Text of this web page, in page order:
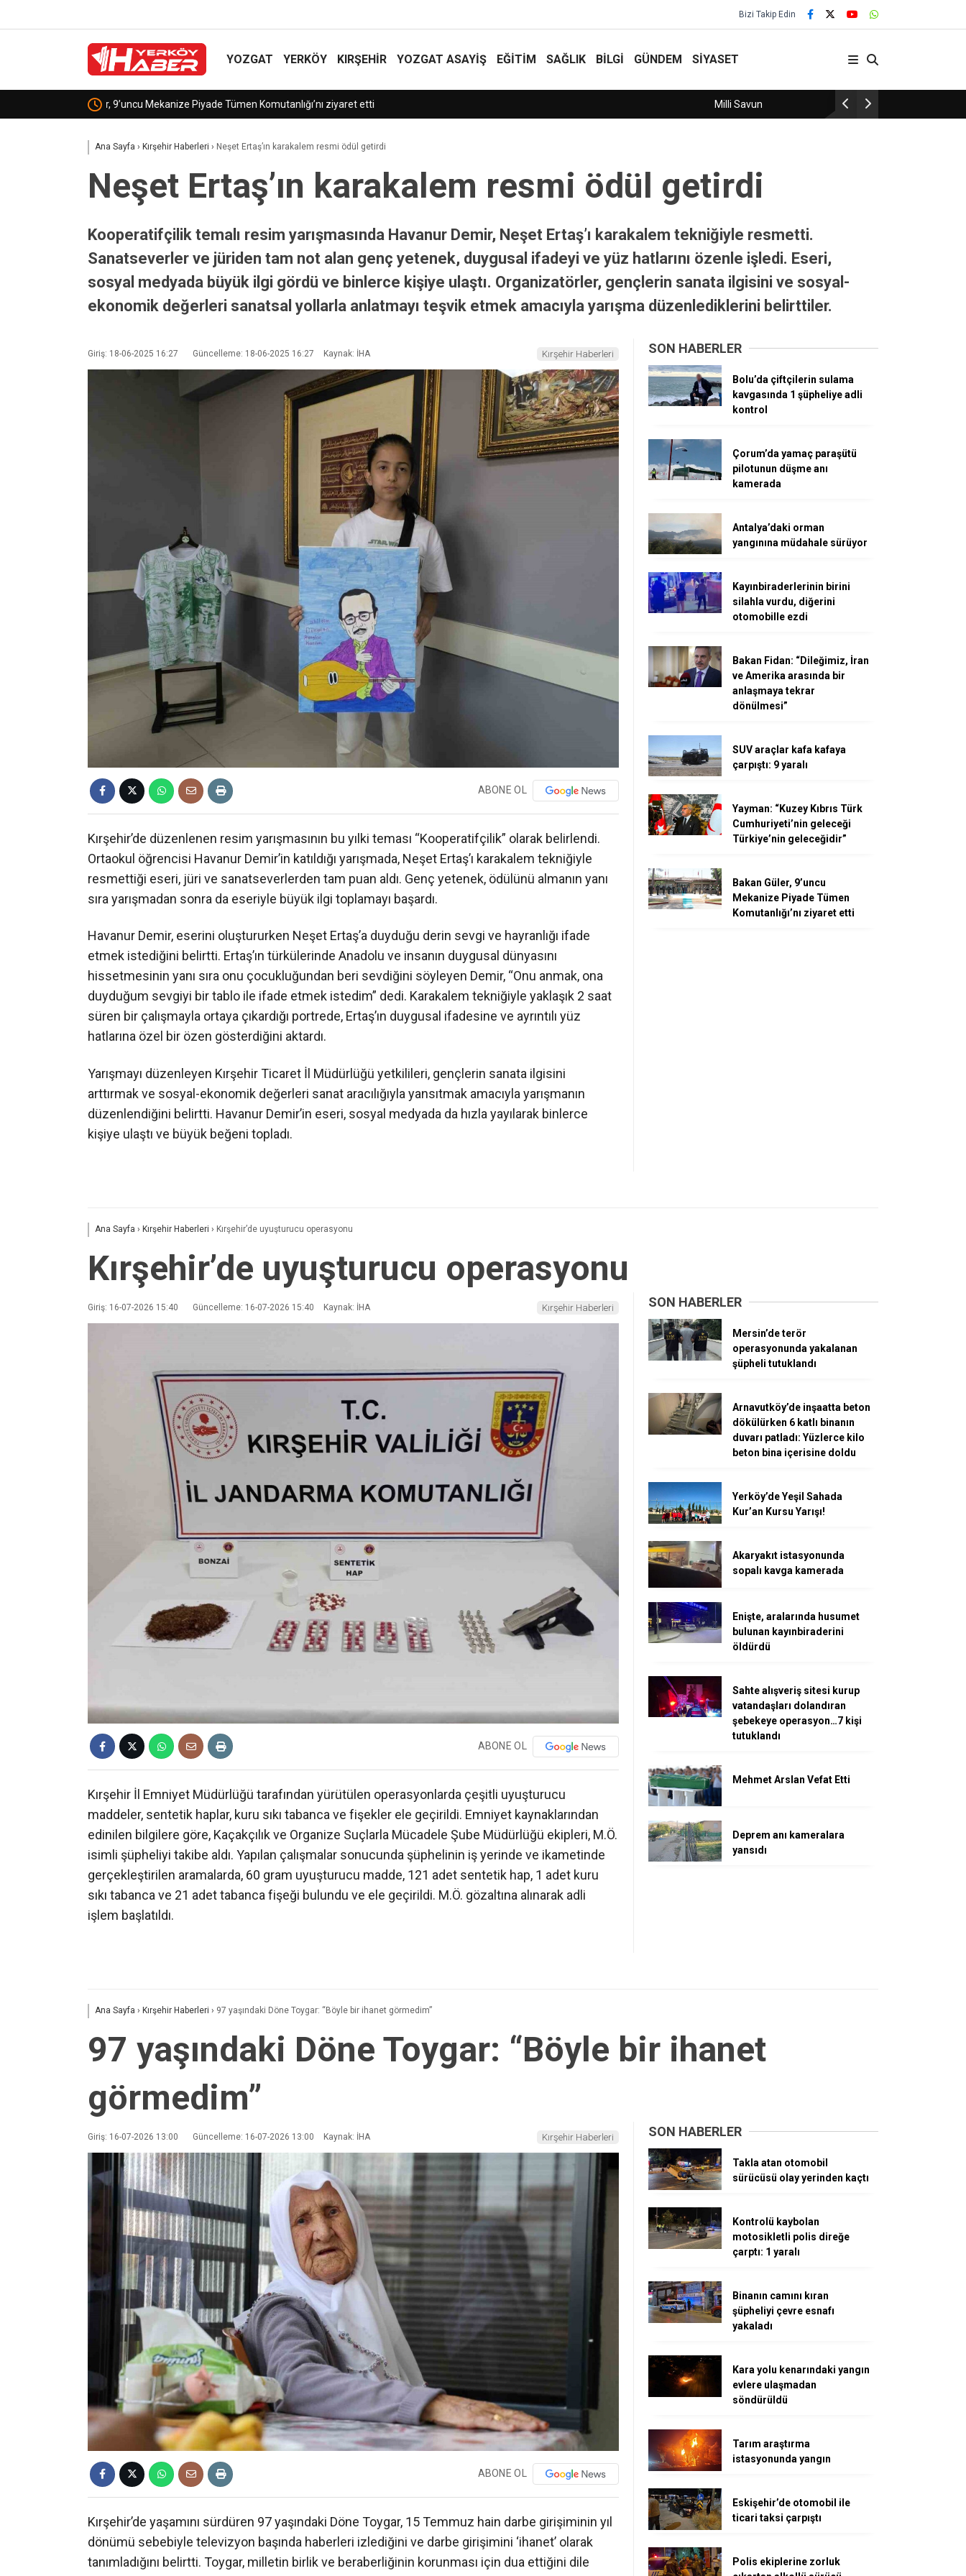
Bizi Takip Edin
YOZGAT YERKÖY KIRŞEHİR YOZGAT ASAYIŞ EĞİTİM SAĞLIK BİLGİ GÜNDEM SİYASET
Milli Savunma Bakanı Güler, Barbarlık Müzesi’ni ziyaret etti Yozgat’taki sünnet şöleninde 30 çocuk
Ana Sayfa › Kırşehir Haberleri › Neşet Ertaş’ın karakalem resmi ödül getirdi
Neşet Ertaş’ın karakalem resmi ödül getirdi
Kooperatifçilik temalı resim yarışmasında Havanur Demir, Neşet Ertaş’ı karakalem tekniğiyle resmetti.
Sanatseverler ve jüriden tam not alan genç yetenek, duygusal ifadeyi ve yüz hatlarını özenle işledi. Eseri,
sosyal medyada büyük ilgi gördü ve binlerce kişiye ulaştı. Organizatörler, gençlerin sanata ilgisini ve sosyal-
ekonomik değerleri sanatsal yollarla anlatmayı teşvik etmek amacıyla yarışma düzenlediklerini belirttiler.
Giriş: 18-06-2025 16:27 Güncelleme: 18-06-2025 16:27 Kaynak: İHA Kırşehir Haberleri
ABONE OL
Kırşehir’de düzenlenen resim yarışmasının bu yılki teması “Kooperatifçilik” olarak belirlendi.
Ortaokul öğrencisi Havanur Demir’in katıldığı yarışmada, Neşet Ertaş’ı karakalem tekniğiyle
resmettiği eseri, jüri ve sanatseverlerden tam puan aldı. Genç yetenek, ödülünü almanın yanı
sıra yarışmadan sonra da eseriyle büyük ilgi toplamayı başardı.
Havanur Demir, eserini oluştururken Neşet Ertaş’a duyduğu derin sevgi ve hayranlığı ifade
etmek istediğini belirtti. Ertaş’ın türkülerinde Anadolu ve insanın duygusal dünyasını
hissetmesinin yanı sıra onu çocukluğundan beri sevdiğini söyleyen Demir, “Onu anmak, ona
duyduğum sevgiyi bir tablo ile ifade etmek istedim” dedi. Karakalem tekniğiyle yaklaşık 2 saat
süren bir çalışmayla ortaya çıkardığı portrede, Ertaş’ın duygusal ifadesine ve ayrıntılı yüz
hatlarına özel bir özen gösterdiğini aktardı.
Yarışmayı düzenleyen Kırşehir Ticaret İl Müdürlüğü yetkilileri, gençlerin sanata ilgisini
arttırmak ve sosyal-ekonomik değerleri sanat aracılığıyla yansıtmak amacıyla yarışmanın
düzenlendiğini belirtti. Havanur Demir’in eseri, sosyal medyada da hızla yayılarak binlerce
kişiye ulaştı ve büyük beğeni topladı.
SON HABERLER
Bolu’da çiftçilerin sulama
kavgasında 1 şüpheliye adli
kontrol
Çorum’da yamaç paraşütü
pilotunun düşme anı
kamerada
Antalya’daki orman
yangınına müdahale sürüyor
Kayınbiraderlerinin birini
silahla vurdu, diğerini
otomobille ezdi
Bakan Fidan: “Dileğimiz, İran
ve Amerika arasında bir
anlaşmaya tekrar
dönülmesi”
SUV araçlar kafa kafaya
çarpıştı: 9 yaralı
Yayman: “Kuzey Kıbrıs Türk
Cumhuriyeti’nin geleceği
Türkiye’nin geleceğidir”
Bakan Güler, 9’uncu
Mekanize Piyade Tümen
Komutanlığı’nı ziyaret etti
Ana Sayfa › Kırşehir Haberleri › Kırşehir’de uyuşturucu operasyonu
Kırşehir’de uyuşturucu operasyonu
Giriş: 16-07-2026 15:40 Güncelleme: 16-07-2026 15:40 Kaynak: İHA Kırşehir Haberleri
ABONE OL
Kırşehir İl Emniyet Müdürlüğü tarafından yürütülen operasyonlarda çeşitli uyuşturucu
maddeler, sentetik haplar, kuru sıkı tabanca ve fişekler ele geçirildi. Emniyet kaynaklarından
edinilen bilgilere göre, Kaçakçılık ve Organize Suçlarla Mücadele Şube Müdürlüğü ekipleri, M.Ö.
isimli şüpheliyi takibe aldı. Yapılan çalışmalar sonucunda şüphelinin iş yerinde ve ikametinde
gerçekleştirilen aramalarda, 60 gram uyuşturucu madde, 121 adet sentetik hap, 1 adet kuru
sıkı tabanca ve 21 adet tabanca fişeği bulundu ve ele geçirildi. M.Ö. gözaltına alınarak adli
işlem başlatıldı.
SON HABERLER
Mersin’de terör
operasyonunda yakalanan
şüpheli tutuklandı
Arnavutköy’de inşaatta beton
dökülürken 6 katlı binanın
duvarı patladı: Yüzlerce kilo
beton bina içerisine doldu
Yerköy’de Yeşil Sahada
Kur’an Kursu Yarışı!
Akaryakıt istasyonunda
sopalı kavga kamerada
Enişte, aralarında husumet
bulunan kayınbiraderini
öldürdü
Sahte alışveriş sitesi kurup
vatandaşları dolandıran
şebekeye operasyon…7 kişi
tutuklandı
Mehmet Arslan Vefat Etti
Deprem anı kameralara
yansıdı
Ana Sayfa › Kırşehir Haberleri › 97 yaşındaki Döne Toygar: “Böyle bir ihanet görmedim”
97 yaşındaki Döne Toygar: “Böyle bir ihanet
görmedim”
Giriş: 16-07-2026 13:00 Güncelleme: 16-07-2026 13:00 Kaynak: İHA Kırşehir Haberleri
ABONE OL
Kırşehir’de yaşamını sürdüren 97 yaşındaki Döne Toygar, 15 Temmuz hain darbe girişiminin yıl
dönümü sebebiyle televizyon başında haberleri izlediğini ve darbe girişimini ‘ihanet’ olarak
tanımladığını belirtti. Toygar, milletin birlik ve beraberliğinin korunması için dua ettiğini dile
SON HABERLER
Takla atan otomobil
sürücüsü olay yerinden kaçtı
Kontrolü kaybolan
motosikletli polis direğe
çarptı: 1 yaralı
Binanın camını kıran
şüpheliyi çevre esnafı
yakaladı
Kara yolu kenarındaki yangın
evlere ulaşmadan
söndürüldü
Tarım araştırma
istasyonunda yangın
Eskişehir’de otomobil ile
ticari taksi çarpıştı
Polis ekiplerine zorluk